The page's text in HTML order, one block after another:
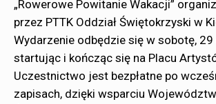
„Rowerowe Powitanie Wakacji”
przez PTTK Oddział Świętokrzyski w
Wydarzenie odbędzie się w sobotę,
startując i kończąc się na Placu
Uczestnictwo jest bezpłatne po
zapisach, dzięki wsparciu